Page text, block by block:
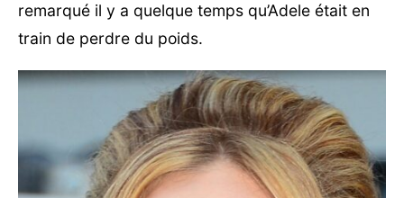
remarqué il y a quelque temps qu’Adele était en
train de perdre du poids.